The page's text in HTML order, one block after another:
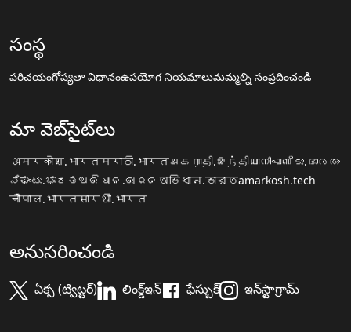
సంస్థ
పరిచయంగోప్యతా విధానంఉపయోగ నియమాలుమమ్మల్ని సంప్రదించండి
మా వెబ్‌సైట్‌లు
अमरकोश.भारतमराठी.भारतஅகராதி.இந்தியாനിഘണ്ടു.ഭാരതം
ನಿಘಂಟು.ಭಾರತ ଅଭିଧାନ.ଭାରତ অভিধান.ভারতamarkosh.tech
चौपाल.भारतसारथी.भारत
అనుసరించండి
ఏక్స (ట్విట్టర్) లింక్డ్ఇన్ ఫేస్బుక్ ఇన్‌స్టాగ్రామ్